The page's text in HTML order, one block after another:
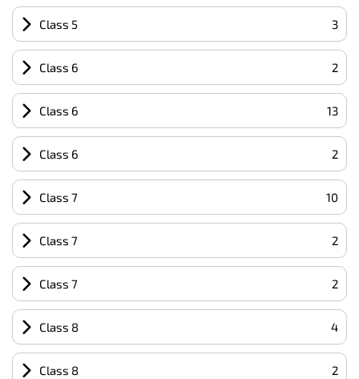
Class 5 3
Class 6 2
Class 6 13
Class 6 2
Class 7 10
Class 7 2
Class 7 2
Class 8 4
Class 8 2